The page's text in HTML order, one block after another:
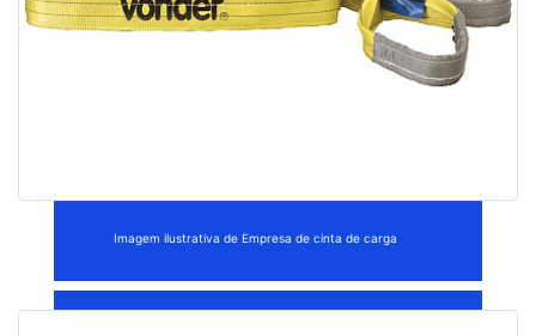
Imagem ilustrativa de Empresa de cinta de carga